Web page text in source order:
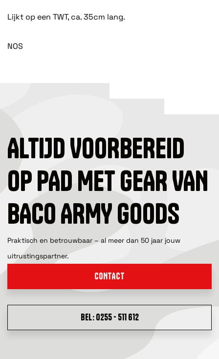
Lijkt op een TWT, ca. 35cm lang.
NOS
ALTIJD VOORBEREID
OP PAD MET GEAR VAN
BACO ARMY GOODS
Praktisch en betrouwbaar – al meer dan 50 jaar jouw
uitrustingspartner.
CONTACT
BEL: 0255 - 511 612